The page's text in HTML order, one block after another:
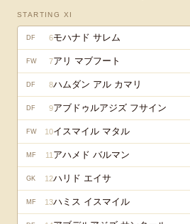
STARTING XI
DF 6モハナド サレム
FW 7アリ マブフート
DF 8ハムダン アル カマリ
DF 9アブドゥルアジズ フサイン
FW 10イスマイル マタル
MF 11 アハメド バルマン
GK 12ハリド エイサ
MF 13ハミス イスマイル